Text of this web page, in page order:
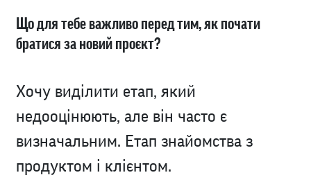
Що для тебе важливо перед тим, як почати
братися за новий проєкт?
Хочу виділити етап, який
недооцінюють, але він часто є
визначальним. Етап знайомства з
продуктом і клієнтом.